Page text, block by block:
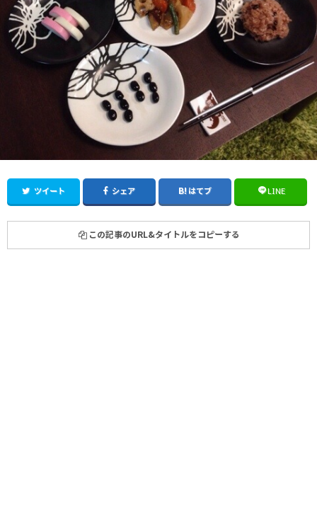
ツイート シェア はてブ LINE
この記事のURL&タイトルをコピーする